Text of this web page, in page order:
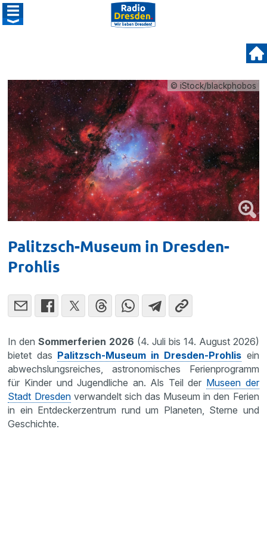
© iStock/blackphobos
Palitzsch-Museum in Dresden-
Prohlis
In denSommerferien 2026 (4. Juli bis 14. August 2026)
bietet das Palitzsch-Museum in Dresden-Prohlis ein
abwechslungsreiches, astronomisches Ferienprogramm
für Kinder und Jugendliche an. Als Teil der ⁠Museen der
Stadt Dresdenverwandelt sich das Museum in den Ferien
in ein Entdeckerzentrum rund um Planeten, Sterne und
Geschichte.